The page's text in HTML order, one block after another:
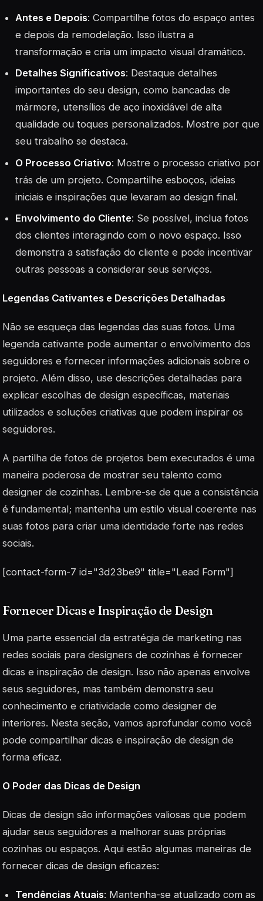
Antes e Depois: Compartilhe fotos do espaço antes
e depois da remodelação. Isso ilustra a
transformação e cria um impacto visual dramático.
Detalhes Significativos: Destaque detalhes
importantes do seu design, como bancadas de
mármore, utensílios de aço inoxidável de alta
qualidade ou toques personalizados. Mostre por que
seu trabalho se destaca.
O Processo Criativo: Mostre o processo criativo por
trás de um projeto. Compartilhe esboços, ideias
iniciais e inspirações que levaram ao design final.
Envolvimento do Cliente: Se possível, inclua fotos
dos clientes interagindo com o novo espaço. Isso
demonstra a satisfação do cliente e pode incentivar
outras pessoas a considerar seus serviços.
Legendas Cativantes e Descrições Detalhadas
Não se esqueça das legendas das suas fotos. Uma
legenda cativante pode aumentar o envolvimento dos
seguidores e fornecer informações adicionais sobre o
projeto. Além disso, use descrições detalhadas para
explicar escolhas de design específicas, materiais
utilizados e soluções criativas que podem inspirar os
seguidores.
A partilha de fotos de projetos bem executados é uma
maneira poderosa de mostrar seu talento como
designer de cozinhas. Lembre-se de que a consistência
é fundamental; mantenha um estilo visual coerente nas
suas fotos para criar uma identidade forte nas redes
sociais.
[contact-form-7 id="3d23be9" title="Lead Form"]
Fornecer Dicas e Inspiração de Design
Uma parte essencial da estratégia de marketing nas
redes sociais para designers de cozinhas é fornecer
dicas e inspiração de design. Isso não apenas envolve
seus seguidores, mas também demonstra seu
conhecimento e criatividade como designer de
interiores. Nesta seção, vamos aprofundar como você
pode compartilhar dicas e inspiração de design de
forma eficaz.
O Poder das Dicas de Design
Dicas de design são informações valiosas que podem
ajudar seus seguidores a melhorar suas próprias
cozinhas ou espaços. Aqui estão algumas maneiras de
fornecer dicas de design eficazes:
Tendências Atuais: Mantenha-se atualizado com as